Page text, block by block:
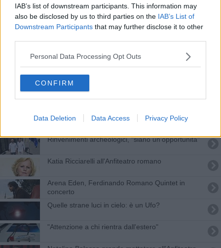
IAB’s list of downstream participants. This information may
also be disclosed by us to third parties on the IAB’s List of
Downstream Participants that may further disclose it to other
Personal Data Processing Opt Outs
CONFIRM
Data Deletion Data Access Privacy Policy
Oculistica, garantite le prestazioni urgenti
Tutti in movimento, Silvia è tornata, Ezio è partito
Abbraccia l'anziana e le ruba la collanina d'oro
Il "Recital" di Balasso riporta il sorriso
Simone Cristicchi incanta l'Arena Eden al Passioni
Rinvenimenti archeologici, "siano un'opportunità"
Katia Ricciarelli all'Anfiteatro romano
Arena Eden, Ferdinando Romano Quintet in
concerto
Quelle strane luci in cielo: è un Ufo?
"Attenzione a chi rientra dall'estero"